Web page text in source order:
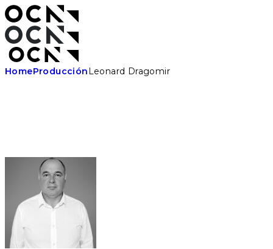
Skip
to
the
content
HomeProducciónLeonard Dragomir